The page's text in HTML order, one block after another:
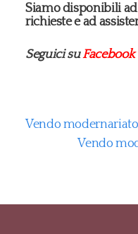
Siamo disponibili
richieste e ad
Seguici suFacebook
Vendo
Vendo